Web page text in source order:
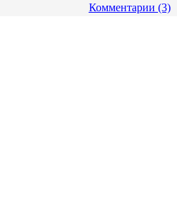
Комментарии (3)